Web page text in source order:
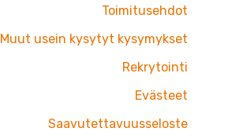
Toimitusehdot
Muut usein kysytyt kysymykset
Rekrytointi
Evästeet
Saavutettavuusseloste